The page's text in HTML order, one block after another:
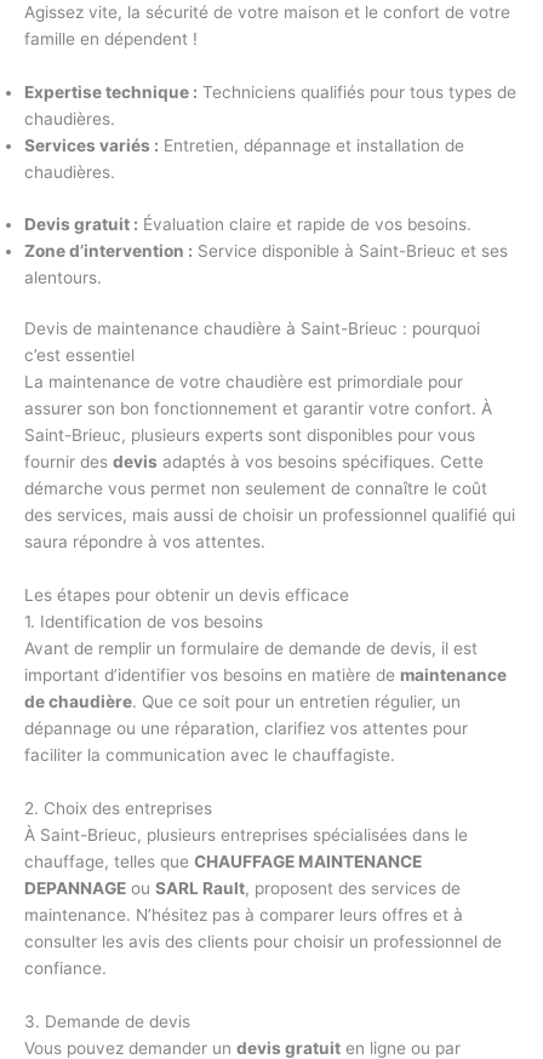
Agissez vite, la sécurité de votre maison et le confort de votre
famille en dépendent !
Expertise technique : Techniciens qualifiés pour tous types de
chaudières.
Services variés : Entretien, dépannage et installation de
chaudières.
Devis gratuit : Évaluation claire et rapide de vos besoins.
Zone d’intervention : Service disponible à Saint-Brieuc et ses
alentours.
Devis de maintenance chaudière à Saint-Brieuc : pourquoi
c’est essentiel
La maintenance de votre chaudière est primordiale pour
assurer son bon fonctionnement et garantir votre confort. À
Saint-Brieuc, plusieurs experts sont disponibles pour vous
fournir des devis adaptés à vos besoins spécifiques. Cette
démarche vous permet non seulement de connaître le coût
des services, mais aussi de choisir un professionnel qualifié qui
saura répondre à vos attentes.
Les étapes pour obtenir un devis efficace
1. Identification de vos besoins
Avant de remplir un formulaire de demande de devis, il est
important d’identifier vos besoins en matière de maintenance
de chaudière. Que ce soit pour un entretien régulier, un
dépannage ou une réparation, clarifiez vos attentes pour
faciliter la communication avec le chauffagiste.
2. Choix des entreprises
À Saint-Brieuc, plusieurs entreprises spécialisées dans le
chauffage, telles que CHAUFFAGE MAINTENANCE
DEPANNAGE ou SARL Rault, proposent des services de
maintenance. N’hésitez pas à comparer leurs offres et à
consulter les avis des clients pour choisir un professionnel de
confiance.
3. Demande de devis
Vous pouvez demander un devis gratuit en ligne ou par